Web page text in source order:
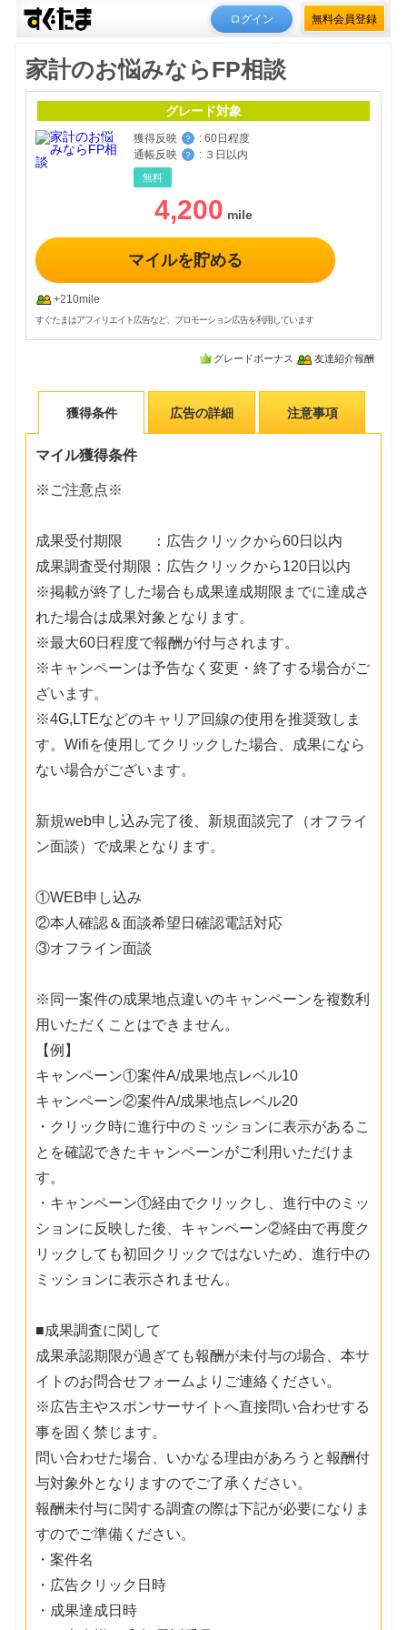
ログイン 無料会員登録
家計のお悩みならFP相談
グレード対象
獲得反映 ？ : 60日程度
通帳反映
？ : ３日以内
無料
4,200
マイルを貯める
+210mile
すぐたまはアフィリエイト広告など、プロモーション広告を利用しています
グレードボーナス 友達紹介報酬
獲得条件 広告の詳細 注意事項
マイル獲得条件
※ご注意点※
成果受付期限 ：広告クリックから60日以内
成果調査受付期限：広告クリックから120日以内
※掲載が終了した場合も成果達成期限までに達成さ
れた場合は成果対象となります。
※最大60日程度で報酬が付与されます。
※キャンペーンは予告なく変更・終了する場合がご
ざいます。
※4G,LTEなどのキャリア回線の使用を推奨致しま
す。Wifiを使用してクリックした場合、成果になら
ない場合がございます。
新規web申し込み完了後、新規面談完了（オフライ
ン面談）で成果となります。
①WEB申し込み
②本人確認＆面談希望日確認電話対応
③オフライン面談
※同一案件の成果地点違いのキャンペーンを複数利
用いただくことはできません。
【例】
キャンペーン①案件A/成果地点レベル10
キャンペーン②案件A/成果地点レベル20
・クリック時に進行中のミッションに表示があるこ
とを確認できたキャンペーンがご利用いただけま
す。
・キャンペーン①経由でクリックし、進行中のミッ
ションに反映した後、キャンペーン②経由で再度ク
リックしても初回クリックではないため、進行中の
ミッションに表示されません。
■成果調査に関して
成果承認期限が過ぎても報酬が未付与の場合、本サ
イトのお問合せフォームよりご連絡ください。
※広告主やスポンサーサイトへ直接問い合わせする
事を固く禁じます。
問い合わせた場合、いかなる理由があろうと報酬付
与対象外となりますのでご了承ください。
報酬未付与に関する調査の際は下記が必要になりま
すのでご準備ください。
・案件名
・広告クリック日時
・成果達成日時